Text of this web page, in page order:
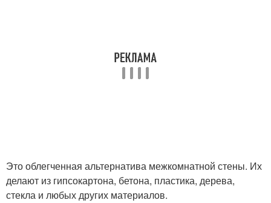
Это облегченная альтернатива межкомнатной стены. Их
делают из гипсокартона, бетона, пластика, дерева,
стекла и любых других материалов.